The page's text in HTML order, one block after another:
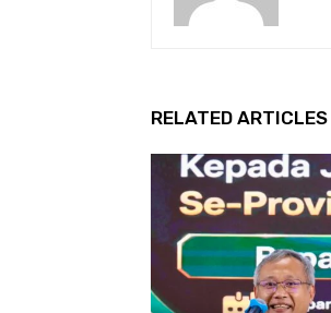
RELATED ARTICLES